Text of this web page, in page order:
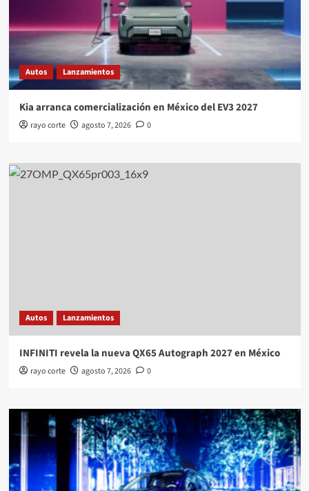
Autos Lanzamientos
Kia arranca comercialización en México del EV3 2027
rayo corte agosto 7, 2026 0
Autos Lanzamientos
INFINITI revela la nueva QX65 Autograph 2027 en México
rayo corte agosto 7, 2026 0